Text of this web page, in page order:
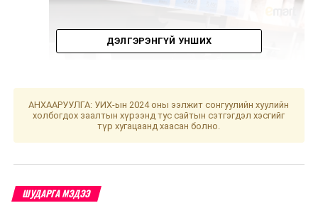
Энэхүү хөтөлбөр нь дотоодын баялаг бүтээгчдээ
ДЭЛГЭРЭНГҮЙ УНШИХ
АНХААРУУЛГА: УИХ-ын 2024 оны ээлжит сонгуулийн хуулийн
холбогдох заалтын хүрээнд тус сайтын сэтгэгдэл хэсгийг
түр хугацаанд хаасан болно.
ШУДАРГА МЭДЭЭ